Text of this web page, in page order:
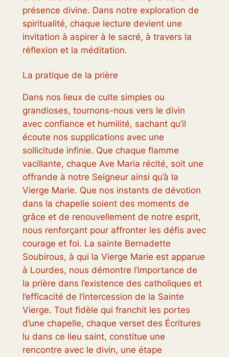
présence divine. Dans notre exploration de
spiritualité, chaque lecture devient une
invitation à aspirer à le sacré, à travers la
réflexion et la méditation.
La pratique de la prière
Dans nos lieux de culte simples ou
grandioses, tournons-nous vers le divin
avec confiance et humilité, sachant qu’il
écoute nos supplications avec une
sollicitude infinie. Que chaque flamme
vacillante, chaque Ave Maria récité, soit une
offrande à notre Seigneur ainsi qu’à la
Vierge Marie. Que nos instants de dévotion
dans la chapelle soient des moments de
grâce et de renouvellement de notre esprit,
nous renforçant pour affronter les défis avec
courage et foi. La sainte Bernadette
Soubirous, à qui la Vierge Marie est apparue
à Lourdes, nous démontre l’importance de
la prière dans l’existence des catholiques et
l’efficacité de l’intercession de la Sainte
Vierge. Tout fidèle qui franchit les portes
d’une chapelle, chaque verset des Écritures
lu dans ce lieu saint, constitue une
rencontre avec le divin, une étape